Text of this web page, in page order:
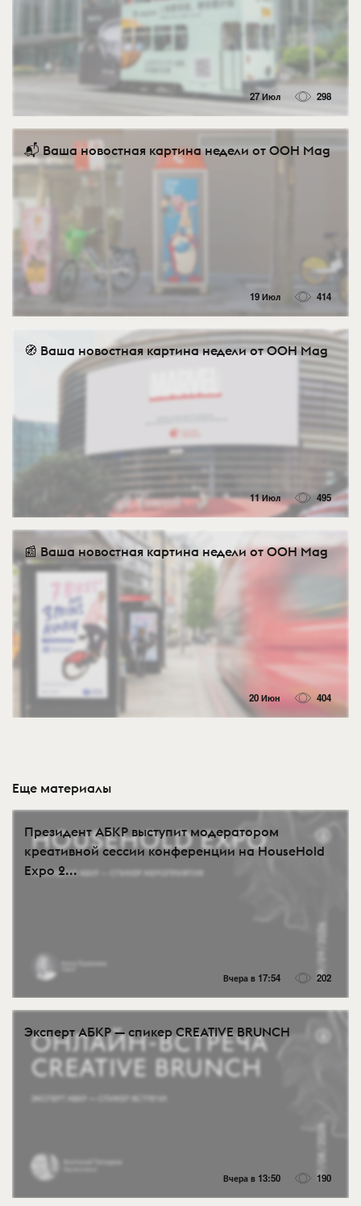
27 Июл 298
📬 Ваша новостная картина недели от OOH Mag
19 Июл 414
🧭 Ваша новостная картина недели от OOH Mag
11 Июл 495
📰 Ваша новостная картина недели от OOH Mag
20 Июн 404
Еще материалы
Президент АБКР выступит модератором
креативной сессии конференции на HouseHold
Expo 2...
Вчера в 17:54 202
Эксперт АБКР — спикер CREATIVE BRUNCH
Вчера в 13:50 190